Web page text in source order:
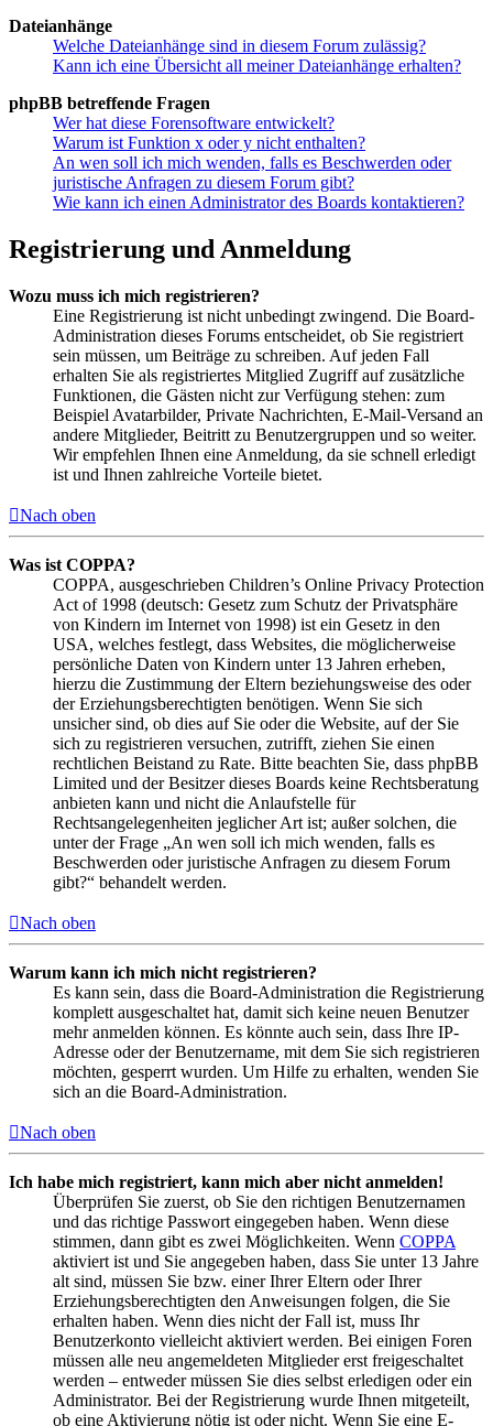
Dateianhänge
Welche Dateianhänge sind in diesem Forum zulässig?
Kann ich eine Übersicht all meiner Dateianhänge erhalten?
phpBB betreffende Fragen
Wer hat diese Forensoftware entwickelt?
Warum ist Funktion x oder y nicht enthalten?
An wen soll ich mich wenden, falls es Beschwerden oder
juristische Anfragen zu diesem Forum gibt?
Wie kann ich einen Administrator des Boards kontaktieren?
Registrierung und Anmeldung
Wozu muss ich mich registrieren?
Eine Registrierung ist nicht unbedingt zwingend. Die Board-
Administration dieses Forums entscheidet, ob Sie registriert
sein müssen, um Beiträge zu schreiben. Auf jeden Fall
erhalten Sie als registriertes Mitglied Zugriff auf zusätzliche
Funktionen, die Gästen nicht zur Verfügung stehen: zum
Beispiel Avatarbilder, Private Nachrichten, E-Mail-Versand an
andere Mitglieder, Beitritt zu Benutzergruppen und so weiter.
Wir empfehlen Ihnen eine Anmeldung, da sie schnell erledigt
ist und Ihnen zahlreiche Vorteile bietet.
Nach oben
Was ist COPPA?
COPPA, ausgeschrieben Children’s Online Privacy Protection
Act of 1998 (deutsch: Gesetz zum Schutz der Privatsphäre
von Kindern im Internet von 1998) ist ein Gesetz in den
USA, welches festlegt, dass Websites, die möglicherweise
persönliche Daten von Kindern unter 13 Jahren erheben,
hierzu die Zustimmung der Eltern beziehungsweise des oder
der Erziehungsberechtigten benötigen. Wenn Sie sich
unsicher sind, ob dies auf Sie oder die Website, auf der Sie
sich zu registrieren versuchen, zutrifft, ziehen Sie einen
rechtlichen Beistand zu Rate. Bitte beachten Sie, dass phpBB
Limited und der Besitzer dieses Boards keine Rechtsberatung
anbieten kann und nicht die Anlaufstelle für
Rechtsangelegenheiten jeglicher Art ist; außer solchen, die
unter der Frage „An wen soll ich mich wenden, falls es
Beschwerden oder juristische Anfragen zu diesem Forum
gibt?“ behandelt werden.
Nach oben
Warum kann ich mich nicht registrieren?
Es kann sein, dass die Board-Administration die Registrierung
komplett ausgeschaltet hat, damit sich keine neuen Benutzer
mehr anmelden können. Es könnte auch sein, dass Ihre IP-
Adresse oder der Benutzername, mit dem Sie sich registrieren
möchten, gesperrt wurden. Um Hilfe zu erhalten, wenden Sie
sich an die Board-Administration.
Nach oben
Ich habe mich registriert, kann mich aber nicht anmelden!
Überprüfen Sie zuerst, ob Sie den richtigen Benutzernamen
und das richtige Passwort eingegeben haben. Wenn diese
stimmen, dann gibt es zwei Möglichkeiten. Wenn COPPA
aktiviert ist und Sie angegeben haben, dass Sie unter 13 Jahre
alt sind, müssen Sie bzw. einer Ihrer Eltern oder Ihrer
Erziehungsberechtigten den Anweisungen folgen, die Sie
erhalten haben. Wenn dies nicht der Fall ist, muss Ihr
Benutzerkonto vielleicht aktiviert werden. Bei einigen Foren
müssen alle neu angemeldeten Mitglieder erst freigeschaltet
werden – entweder müssen Sie dies selbst erledigen oder ein
Administrator. Bei der Registrierung wurde Ihnen mitgeteilt,
ob eine Aktivierung nötig ist oder nicht. Wenn Sie eine E-